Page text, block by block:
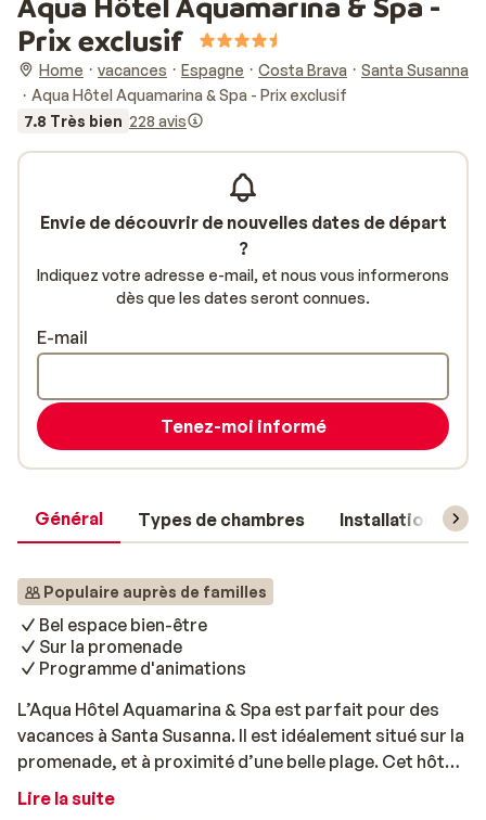
Prix exclusif
Home vacances Espagne Costa Brava
Santa Susanna
Aqua Hôtel Aquamarina & Spa - Prix exclusif
7.8 Très bien 228 avis
Général Types de chambres Installations
Populaire auprès de familles
Bel espace bien-être
Sur la promenade
Programme d'animations
L’Aqua Hôtel Aquamarina & Spa est parfait pour des
vacances à Santa Susanna. Il est idéalement situé sur la
promenade, et à proximité d’une belle plage. Cet hôtel
dispose de nombreuses installations, dont une grande
Lire la suite
Envie de découvrir de nouvelles dates de départ
?
Indiquez votre adresse e-mail, et nous vous informerons
dès que les dates seront connues.
E-mail
Tenez-moi informé